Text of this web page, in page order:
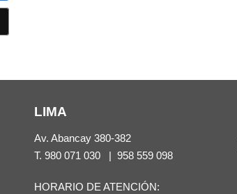
LIMA
Av. Abancay 380-382
T. 980 071 030| 958 559 098
HORARIO DE ATENCIÓN: